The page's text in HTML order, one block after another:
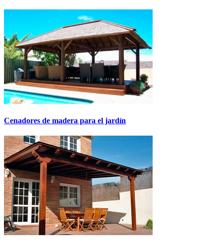
Cenadores de madera para el jardín